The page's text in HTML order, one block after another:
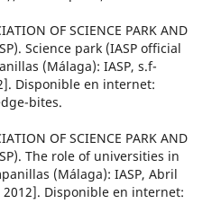
OF SCIENCE PARK AND
Science park (IASP official
(Málaga): IASP, s.f-
Disponible en internet:
bites.
OF SCIENCE PARK AND
The role of universities in
(Málaga): IASP, Abril
Disponible en internet: